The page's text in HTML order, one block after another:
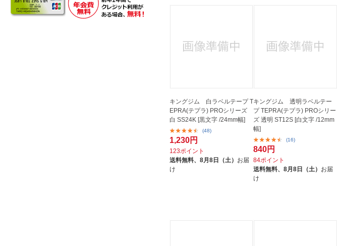
キングジム 白ラベルテープ T
EPRA(テプラ) PROシリーズ
白 SS24K [黒文字 /24mm幅]
(48)
1,230円
123ポイント
送料無料、 8月8日（土） お届
け
キングジム 透明ラベルテー
プ TEPRA(テプラ) PROシリー
ズ 透明 ST12S [白文字 /12mm
幅]
(16)
840円
84ポイント
送料無料、8月8日（土） お届
け